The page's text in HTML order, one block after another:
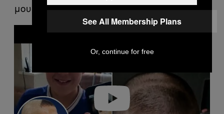
μου αναλογούν σε αυτήν τη ζωή.
a
See All Membership Plans
Or, continue for free